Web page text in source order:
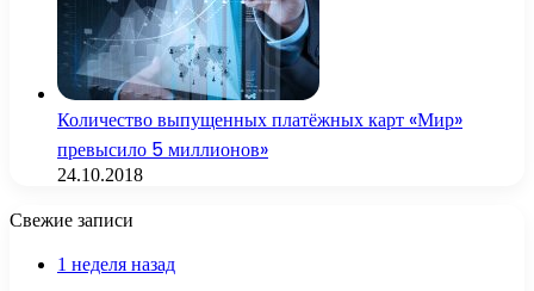
Количество выпущенных платёжных карт «Мир»
превысило 5 миллионов»
24.10.2018
Свежие записи
1 неделя назад